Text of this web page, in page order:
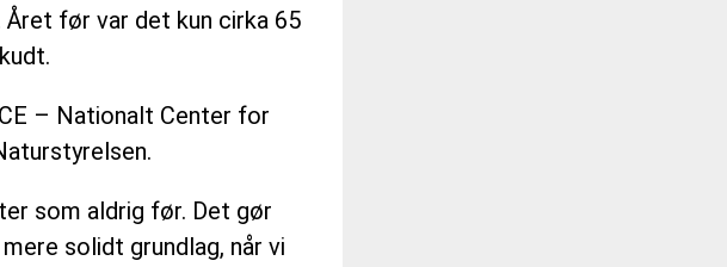
før var det kun cirka 65
– Nationalt Center for
som aldrig før. Det gør
solidt grundlag, når vi